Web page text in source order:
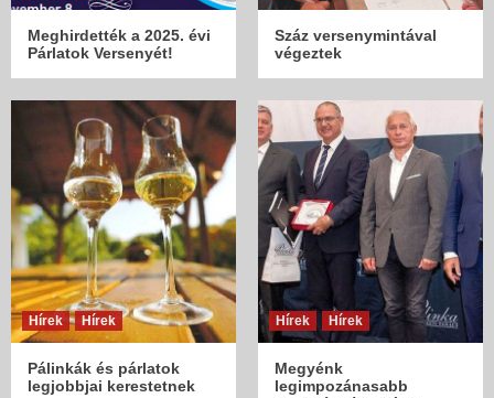
Meghirdették a 2025. évi
Párlatok Versenyét!
Száz versenymintával
végeztek
Hírek Hírek
Pálinkák és párlatok
legjobbjai kerestetnek
Hírek Hírek
Megyénk
legimpozánasabb